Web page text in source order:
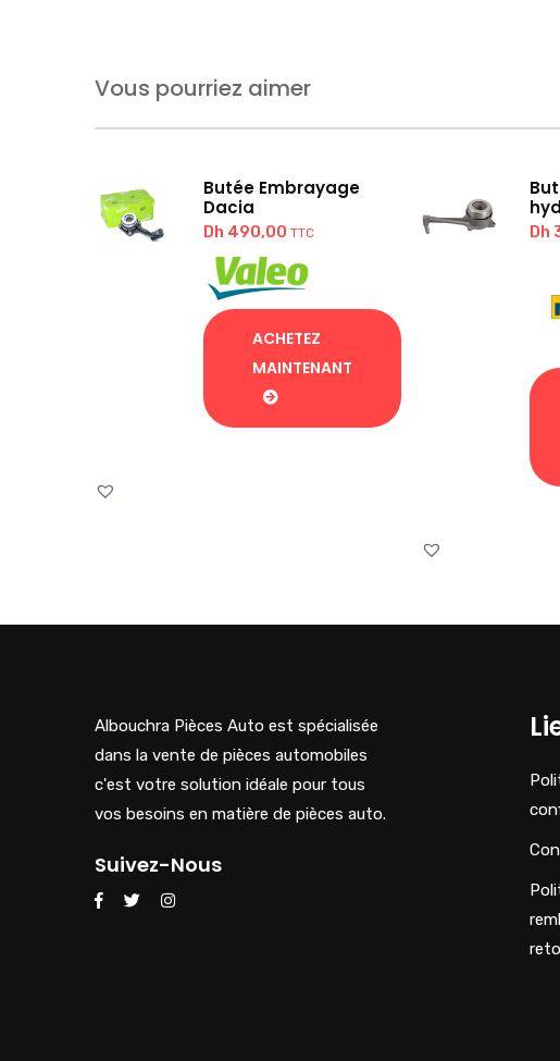
Vous pourriez aimer
Butée Embrayage
Dacia
Dh 490,00 TTC
ACHETEZ
MAINTENANT
Dh
Albouchra Pièces Auto est spécialisée
dans la vente de pièces automobiles
c'est votre solution idéale pour tous
vos besoins en matière de pièces auto.
Suivez-Nous